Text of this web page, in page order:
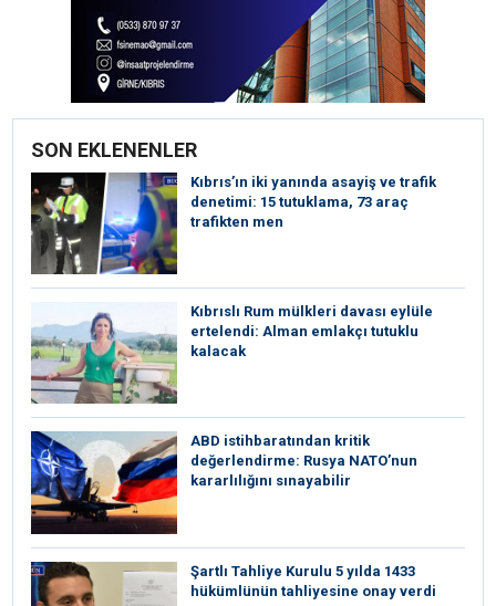
SON EKLENENLER
Kıbrıs’ın iki yanında asayiş ve trafik
denetimi: 15 tutuklama, 73 araç
trafikten men
Kıbrıslı Rum mülkleri davası eylüle
ertelendi: Alman emlakçı tutuklu
kalacak
ABD istihbaratından kritik
değerlendirme: Rusya NATO’nun
kararlılığını sınayabilir
Şartlı Tahliye Kurulu 5 yılda 1433
hükümlünün tahliyesine onay verdi